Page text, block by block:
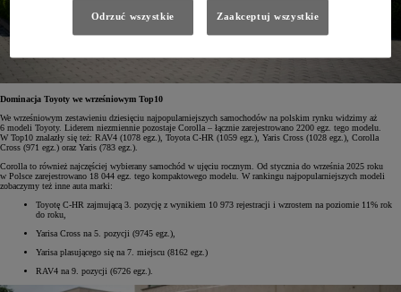
Dominacja Toyoty we wrześniowym Top10
We wrześniowym zestawieniu dziesięciu najpopularniejszych samochodów na polskim rynku widzimy aż
6 modeli Toyoty. Liderem niezmiennie pozostaje Corolla – łącznie zarejestrowano 2200 egz. tego modelu.
W Top10 znalazły się też: RAV4 (1078 egz.), Toyota C-HR (1059 egz.), Yaris Cross (1028 egz.), Corolla
Cross (971 egz.) oraz Yaris (783 egz.).
Corolla to również najczęściej wybierany samochód w ujęciu rocznym. Od stycznia do września 2025 roku
w Polsce zarejestrowano 18 044 egz. tego kompaktowego modelu. W rankingu najpopularniejszych modeli
zobaczymy też inne auta marki:
Toyotę C-HR zajmującą 3. pozycję z wynikiem 10 973 rejestracji i wzrostem na poziomie 11% rok
do roku,
Yarisa Cross na 5. pozycji (9745 egz.),
Yarisa plasującego się na 7. miejscu (8162 egz.)
RAV4 na 9. pozycji (6726 egz.).
Odrzuć wszystkie Zaakceptuj wszystkie